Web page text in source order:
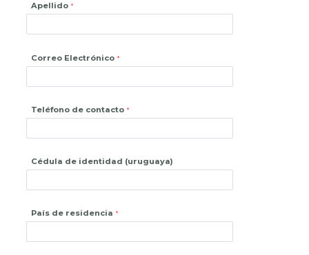
Apellido
Correo Electrónico
Teléfono de contacto
Cédula de identidad (uruguaya)
País de residencia